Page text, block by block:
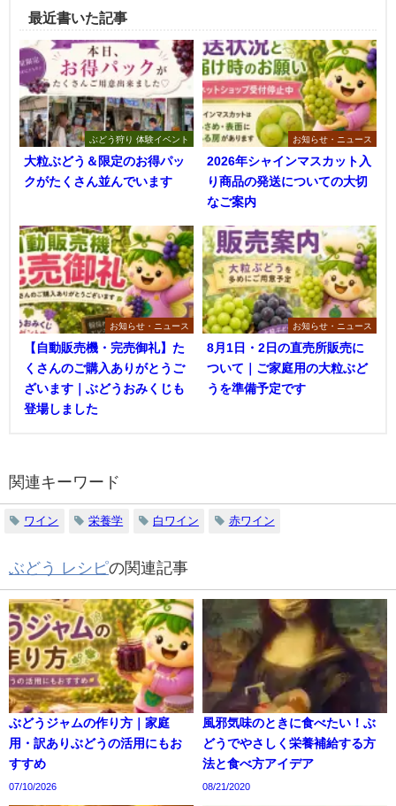
最近書いた記事
ぶどう狩り 体験イベント
大粒ぶどう＆限定のお得パッ
クがたくさん並んでいます
お知らせ・ニュース
2026年シャインマスカット入
り商品の発送についての大切
なご案内
お知らせ・ニュース
【自動販売機・完売御礼】た
くさんのご購入ありがとうご
ざいます｜ぶどうおみくじも
登場しました
お知らせ・ニュース
8月1日・2日の直売所販売に
ついて｜ご家庭用の大粒ぶど
うを準備予定です
関連キーワード
ワイン 栄養学 白ワイン 赤ワイン
ぶどう レシピの関連記事
ぶどうジャムの作り方｜家庭
用・訳ありぶどうの活用にもお
すすめ
07/10/2026
風邪気味のときに食べたい！ぶ
どうでやさしく栄養補給する方
法と食べ方アイデア
08/21/2020